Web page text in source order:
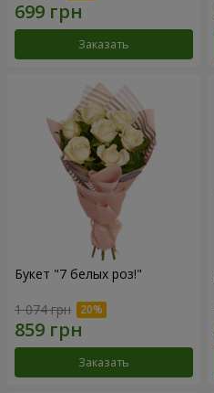
Заказать
Букет "7 белых роз!"
1 074 грн
Заказать